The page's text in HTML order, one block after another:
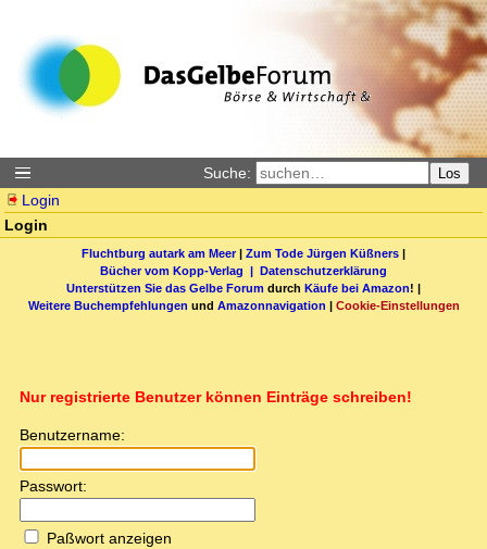
Suche: Los
Login
Login
Fluchtburg autark am Meer| Zum Tode Jürgen Küßners |
Bücher vom Kopp-Verlag | Datenschutzerklärung
Unterstützen Sie das Gelbe Forum durch Käufe bei Amazon! |
Weitere Buchempfehlungen und Amazonnavigation | Cookie-Einstellungen
Nur registrierte Benutzer können Einträge schreiben!
Benutzername:
Passwort:
Paßwort anzeigen